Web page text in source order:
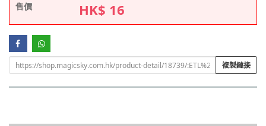
售價 HK$ 16
複製鏈接